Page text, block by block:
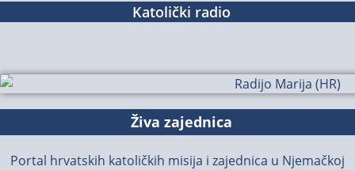
Katolički radio
Živa zajednica
Portal hrvatskih katoličkih misija i zajednica u Njemačkoj